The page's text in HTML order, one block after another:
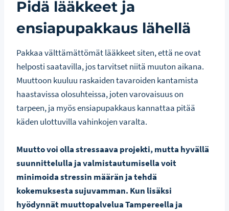
Pidä lääkkeet ja
ensiapupakkaus lähellä
Pakkaa välttämättömät lääkkeet siten, että ne ovat
helposti saatavilla, jos tarvitset niitä muuton aikana.
Muuttoon kuuluu raskaiden tavaroiden kantamista
haastavissa olosuhteissa, joten varovaisuus on
tarpeen, ja myös ensiapupakkaus kannattaa pitää
käden ulottuvilla vahinkojen varalta.
Muutto voi olla stressaava projekti, mutta hyvällä
suunnittelulla ja valmistautumisella voit
minimoida stressin määrän ja tehdä
kokemuksesta sujuvamman. Kun lisäksi
hyödynnät muuttopalvelua Tampereella ja